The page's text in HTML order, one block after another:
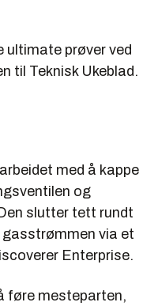
ultimate prøver ved
til Teknisk Ukeblad.
med å kappe
og
slutter tett rundt
via et
Enterprise.
føre mesteparten,